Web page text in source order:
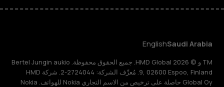
Saudi Arabia
English
TM و © 2026 HMD Global. جميع الحقوق محفوظة. Bertel Jungin aukio
9, 02600 Espoo, Finland. مُعرِّف الشركة: 2724044-2. شركة HMD
Global Oy حاصلة على ترخيص من الاسم التجاري Nokia للهواتف. Nokia